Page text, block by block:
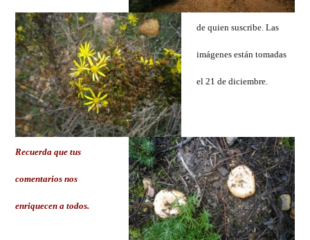
de quien suscribe. Las
imágenes están tomadas
el 21 de diciembre.
Recuerda que tus
comentarios nos
enriquecen a todos.